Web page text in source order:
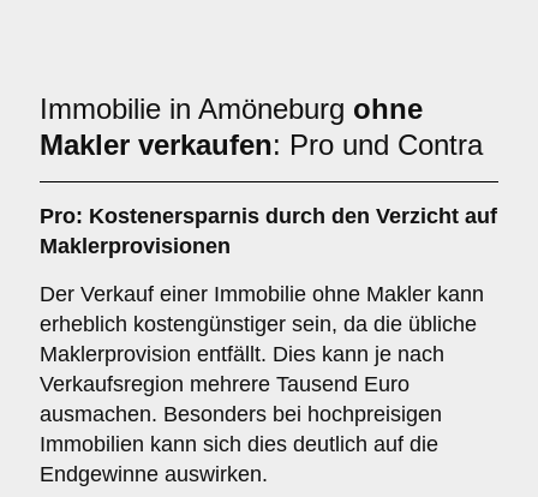
Immobilie in Amöneburg ohne
Makler verkaufen: Pro und Contra
Pro: Kostenersparnis durch den Verzicht auf
Maklerprovisionen
Der Verkauf einer Immobilie ohne Makler kann
erheblich kostengünstiger sein, da die übliche
Maklerprovision entfällt. Dies kann je nach
Verkaufsregion mehrere Tausend Euro
ausmachen. Besonders bei hochpreisigen
Immobilien kann sich dies deutlich auf die
Endgewinne auswirken.